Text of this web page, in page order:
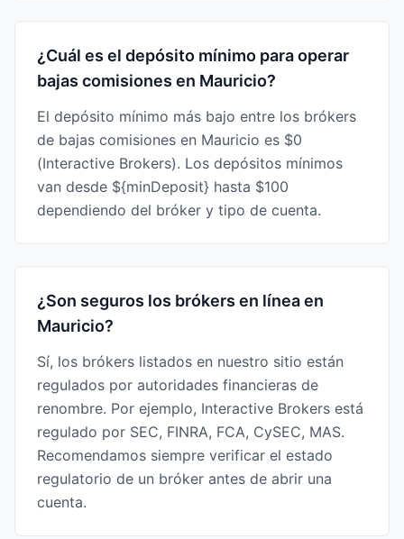
¿Cuál es el depósito mínimo para operar
bajas comisiones en Mauricio?
El depósito mínimo más bajo entre los brókers
de bajas comisiones en Mauricio es $0
(Interactive Brokers). Los depósitos mínimos
van desde ${minDeposit} hasta $100
dependiendo del bróker y tipo de cuenta.
¿Son seguros los brókers en línea en
Mauricio?
Sí, los brókers listados en nuestro sitio están
regulados por autoridades financieras de
renombre. Por ejemplo, Interactive Brokers está
regulado por SEC, FINRA, FCA, CySEC, MAS.
Recomendamos siempre verificar el estado
regulatorio de un bróker antes de abrir una
cuenta.